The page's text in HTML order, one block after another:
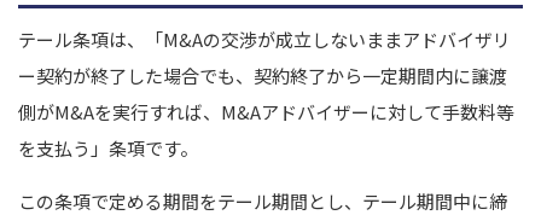
テール条項は、「M&Aの交渉が成立しないままアドバイザリ
ー契約が終了した場合でも、契約終了から一定期間内に譲渡
側がM&Aを実行すれば、M&Aアドバイザーに対して手数料等
を支払う」条項です。
この条項で定める期間をテール期間とし、テール期間中に締